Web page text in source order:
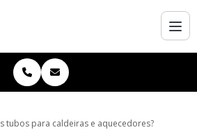
tubos para caldeiras e aquecedores?